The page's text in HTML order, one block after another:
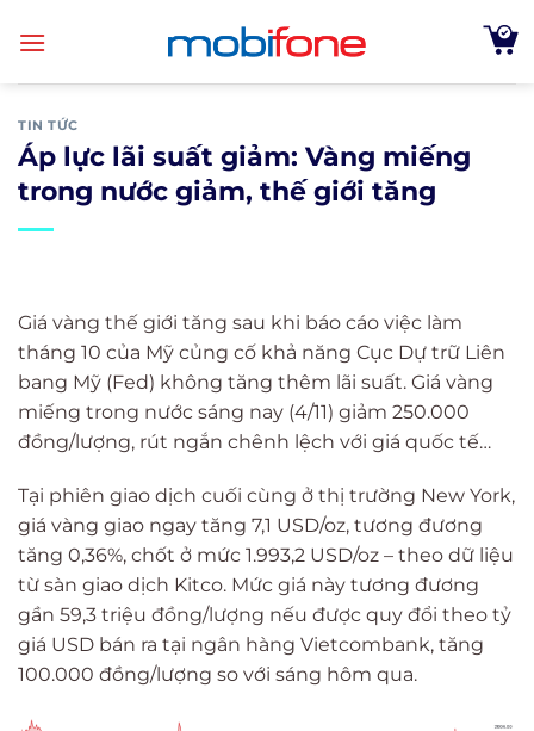
TIN TỨC
Áp lực lãi suất giảm: Vàng miếng
trong nước giảm, thế giới tăng
Giá vàng thế giới tăng sau khi báo cáo việc làm
tháng 10 của Mỹ củng cố khả năng Cục Dự trữ Liên
bang Mỹ (Fed) không tăng thêm lãi suất. Giá vàng
miếng trong nước sáng nay (4/11) giảm 250.000
đồng/lượng, rút ngắn chênh lệch với giá quốc tế…
Tại phiên giao dịch cuối cùng ở thị trường New York,
giá vàng giao ngay tăng 7,1 USD/oz, tương đương
tăng 0,36%, chốt ở mức 1.993,2 USD/oz – theo dữ liệu
từ sàn giao dịch Kitco. Mức giá này tương đương
gần 59,3 triệu đồng/lượng nếu được quy đổi theo tỷ
giá USD bán ra tại ngân hàng Vietcombank, tăng
100.000 đồng/lượng so với sáng hôm qua.